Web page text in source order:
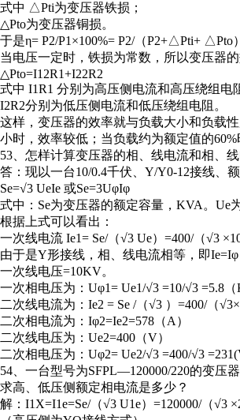
式中 △Pti为变压器铁损；
△Pto为变压器铜损。
于是η= P2/P1×100%= P2/（P2+△Pti+ △Pto
当电压一定时，铁损为常数，所以变压器
△Pto=I12R1+I22R2
式中 I1R1 分别为高压侧电流和高压绕组电
I2R2分别为低压侧电流和低压绕组电阻。
这样，变压器的效率就与负载大小和负载
小时，效率较低；当负载约为额定值的60%
53、怎样计算变压器的相、线电流和相、线
答：现以一台10/0.4千伏、Y/Y0-12接线、
Se=√3 UeIe 或Se=3UφIφ
式中：Se为变压器的额定容量，KVA。
根据上式可以看出：
一次线电流 Ie1= Se/（√3 Ue）=400/（√3
由于是Y形接线，相、线电流相等，即
一次线电压=10KV。
一次相电压为：Uφ1= Ue1/√3 =10/√3 =5.8（
二次线电流为：Ie2 = Se /（√3 ）=400/（
二次相电流为：Iφ2=Ie2=578（A）
二次线电压为：Ue2=400（V）
二次相电压为：Uφ2= Ue2/√3 =400/√3
54、一台型号为SFPL—120000/220的变压
求高、低压侧额定相电流是多少？
解：I1X=I1e=Se/（√3 U1e）=120000/（√3